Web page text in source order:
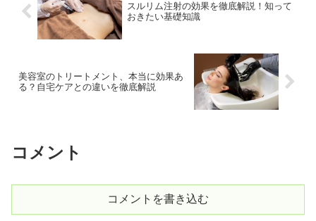
スルリム注射の効果を徹底解説！知って
おきたい基礎知識
美容室のトリートメント、本当に効果あ
る？自宅ケアとの違いを徹底解説
コメント
コメントを書き込む